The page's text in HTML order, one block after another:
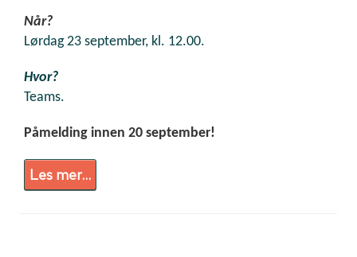
Når?
Lørdag 23 september, kl. 12.00.
Hvor?
Teams.
Påmelding innen 20 september!
Les mer...